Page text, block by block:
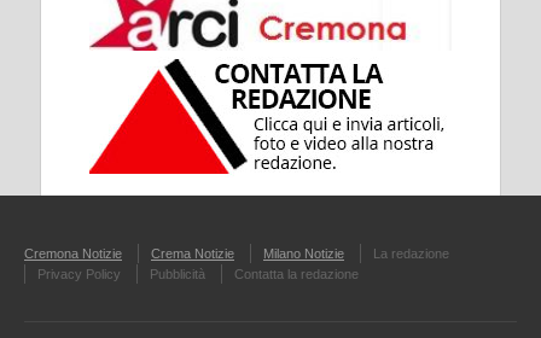
Cremona Notizie Crema Notizie Milano Notizie
La redazione
Privacy Policy
Pubblicità Contatta la redazione